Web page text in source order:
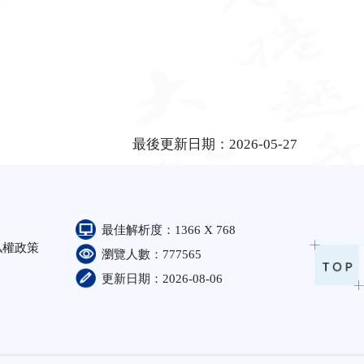
最後更新日期：2026-05-27
政策
最佳解析度：1366 X 768
瀏覽人數：777565
更新日期：2026-08-06